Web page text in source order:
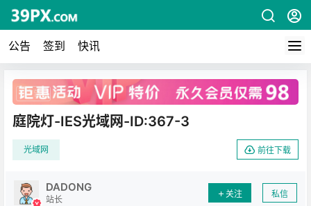
公告 签到 快讯
广告
庭院灯-IES光域网-ID:367-3
光域网 前往下载
DADONG
站长
关注 私信